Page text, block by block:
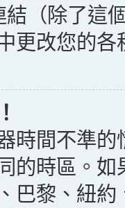
（除了這
更改您的各
時間不準
的時區。
巴黎、紐